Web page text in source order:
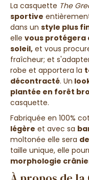
La casquette The
sportive
dans un style plus
elle vous protégera
soleil, et vous
fraîcheur; et
robe et apportera la
décontracté. Un
plantée en forêt
casquette.
Fabriquée en 100%
légère et avec sa
moltonée elle sera
taille unique, elle
morphologie